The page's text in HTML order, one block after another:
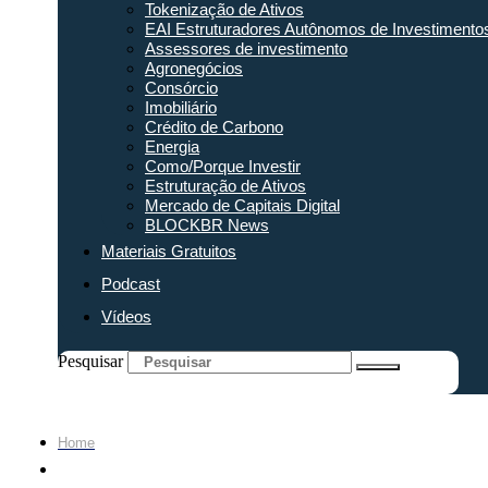
Tokenização de Ativos
EAI Estruturadores Autônomos de
Assessores de investimento
Agronegócios
Consórcio
Imobiliário
Crédito de Carbono
Energia
Como/Porque Investir
Estruturação de Ativos
Mercado de Capitais Digital
BLOCKBR News
Materiais Gratuitos
Podcast
Vídeos
Pesquisar
Home